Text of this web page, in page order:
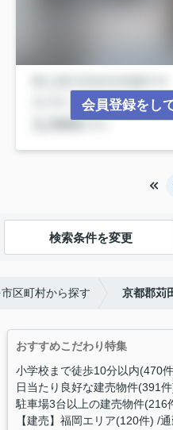
会員登録をし
検索条件を変更
区町村から探す 京都郡苅
おすすめこだわり特集
小学校まで徒歩10分以内(470
日当たり良好な建売物件(391
駐車場3台以上の建売物件(216
【建売】福岡エリア(120件)